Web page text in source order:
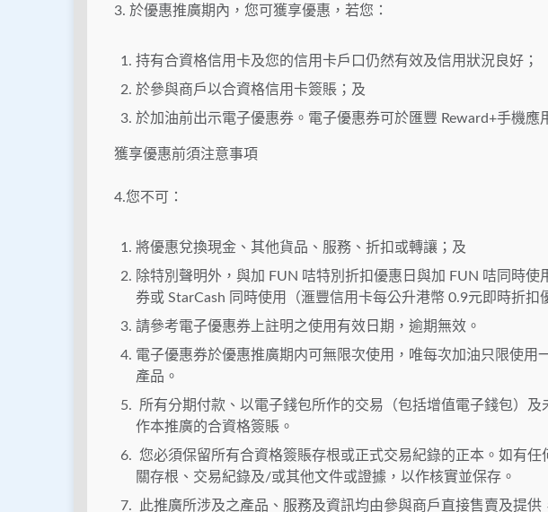
3. 於優惠推廣期內，您可獲享優惠，若您：
持有合資格信用卡及您的信用卡戶口仍然有效及信用狀況良好；
於參與商戶以合資格信用卡簽賬；及
於加油前出示電子優惠券。電子優惠券可於匯豐 Reward+手機應
獲享優惠前須注意事項
4.您不可：
將優惠兌換現金、其他貨品、服務、折扣或轉讓；及
除特別聲明外，與加 FUN 咭特別折扣優惠日與加 FUN 咭同時使
券或 StarCash 同時使用（滙豐信用卡每公升港幣 0.9元即時折扣
請參考電子優惠券上註明之使用有效日期，逾期無效。
電子優惠券於優惠推廣期内可無限次使用，唯每次加油只限使用
產品。
所有分期付款、以電子錢包所作的交易（包括增值電子錢包）
作本推廣的合資格簽賬。
您必須保留所有合資格簽賬存根或正式交易紀錄的正本。如有
關存根、交易紀錄及/或其他文件或證據，以作核實並保存。
此推廣所涉及之產品、服務及資訊均由參與商戶直接售賣及提